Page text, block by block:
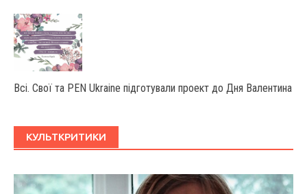
Всі. Свої та PEN Ukraine підготували проект до Дня Валентина
КУЛЬТКРИТИКИ